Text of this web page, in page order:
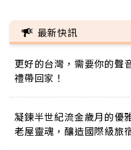
最新快訊
更好的台灣，需要你的聲
禮帶回家！
凝鍊半世紀流金歲月的優
老屋靈魂，釀造國際級旅